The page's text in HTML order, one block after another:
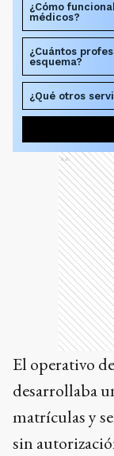
¿Cómo
médicos?
¿Cuántos
esquema?
¿Qué otros
Ads
El operativo
desarrollaba
matrículas y
sin